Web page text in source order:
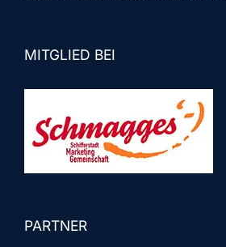
MITGLIED BEI
PARTNER